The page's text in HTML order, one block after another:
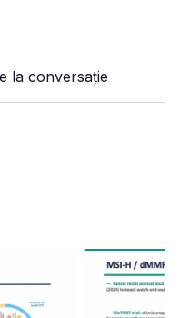
la conversație